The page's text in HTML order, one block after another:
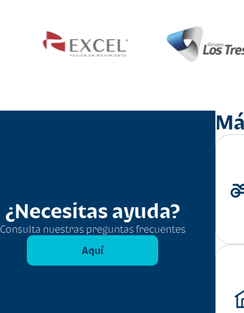
¿Necesitas ayuda?
Consulta nuestras preguntas frecuentes
Aquí